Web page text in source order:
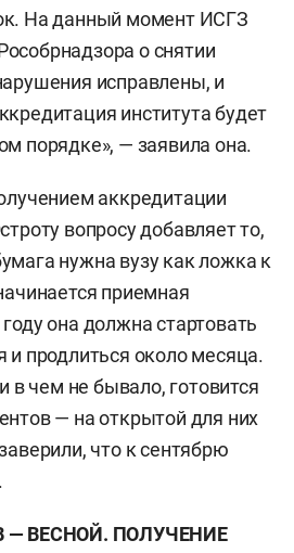
На данный момент ИСГЗ
о снятии
исправлены, и
института будет
порядке», — заявила она.
аккредитации
вопросу добавляет то,
нужна вузу как ложка к
приемная
она должна стартовать
и продлиться около месяца.
в чем не бывало, готовится
— на открытой для них
что к сентябрю
— ВЕСНОЙ. ПОЛУЧЕНИЕ